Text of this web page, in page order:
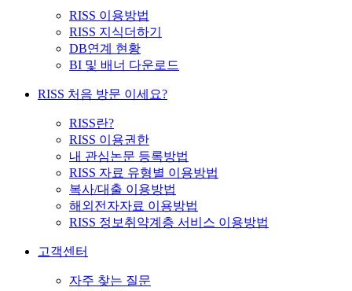
RISS 이용방법
RISS 지식더하기
DB연계 현황
BI 및 배너 다운로드
RISS 처음 방문 이세요?
RISS란?
RISS 이용권한
내 관심논문 등록방법
RISS 자료 유형별 이용방법
복사/대출 이용방법
해외전자자료 이용방법
RISS 정보취약계층 서비스 이용방법
고객센터
자주 찾는 질문